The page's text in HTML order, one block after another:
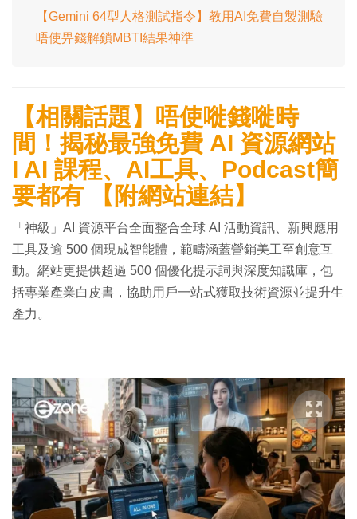
【Gemini 64型人格測試指令】教用AI免費自製測驗
唔使畀錢解鎖MBTI結果神準
【相關話題】唔使嘥錢嘥時
間！揭秘最強免費 AI 資源網站
I AI 課程、AI工具、Podcast簡
要都有 【附網站連結】
「神級」AI 資源平台全面整合全球 AI 活動資訊、新興應用
工具及逾 500 個現成智能體，範疇涵蓋營銷美工至創意互
動。網站更提供超過 500 個優化提示詞與深度知識庫，包
括專業產業白皮書，協助用戶一站式獲取技術資源並提升生
產力。